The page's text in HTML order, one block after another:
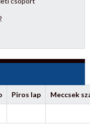
Piros lap Meccsek